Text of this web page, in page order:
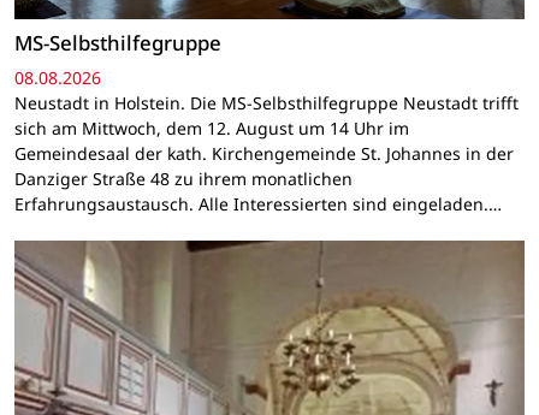
MS-Selbsthilfegruppe
08.08.2026
Neustadt in Holstein. Die MS-Selbsthilfegruppe Neustadt trifft
sich am Mittwoch, dem 12. August um 14 Uhr im
Gemeindesaal der kath. Kirchengemeinde St. Johannes in der
Danziger Straße 48 zu ihrem monatlichen
Erfahrungsaustausch. Alle Interessierten sind eingeladen.…